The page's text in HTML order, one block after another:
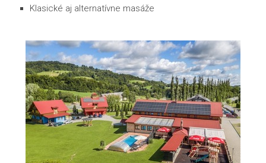
Klasické aj alternatívne masáže